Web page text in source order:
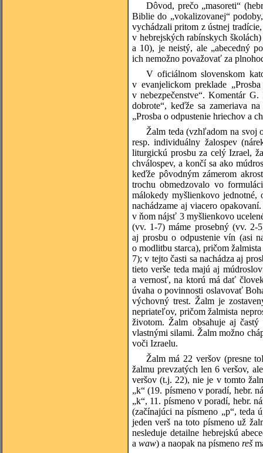
Dôvod, prečo „masoreti“
Biblie do „vokalizovanej“
vychádzali pritom z ústnej
v hebrejských rabínskych
a 10), je neistý, ale „abecedný
ich nemožno považovať za
V oficiálnom slovenskom
v evanjelickom preklade
v nebezpečenstve“. Komentár
dobrote“, keďže sa zameriava
„Prosba o odpustenie hriechov a
Žalm teda (vzhľadom na svoj
resp. individuálny žalospev
liturgickú prosbu za celý Izrael,
chválospev, a končí sa ako
keďže pôvodným zámerom
trochu obmedzovalo vo
málokedy myšlienkovo
nachádzame aj viacero
v ňom nájsť 3 myšlienkovo
(vv. 1-7) máme prosebný (vv. 2-
aj prosbu o odpustenie vín (asi
o modlitbu starca), pričom
7); v tejto časti sa nachádza aj
tieto verše teda majú aj
a vernosť, na ktorú má dať
úvaha o povinnosti oslavovať
výchovný trest. Žalm je
nepriateľov, pričom žalmista
životom. Žalm obsahuje aj
vlastnými silami. Žalm možno
voči Izraelu.
Žalm má 22 veršov (presne
žalmu prevzatých len 6 veršov,
veršov (t.j. 22), nie je v tomto
„k“ (19. písmeno v poradí, hebr.
„k“, 11. písmeno v poradí, hebr.
(začínajúci na písmeno „p“, teda
jeden verš na toto písmeno už
nesleduje detailne hebrejskú
a waw) a naopak na písmeno reš